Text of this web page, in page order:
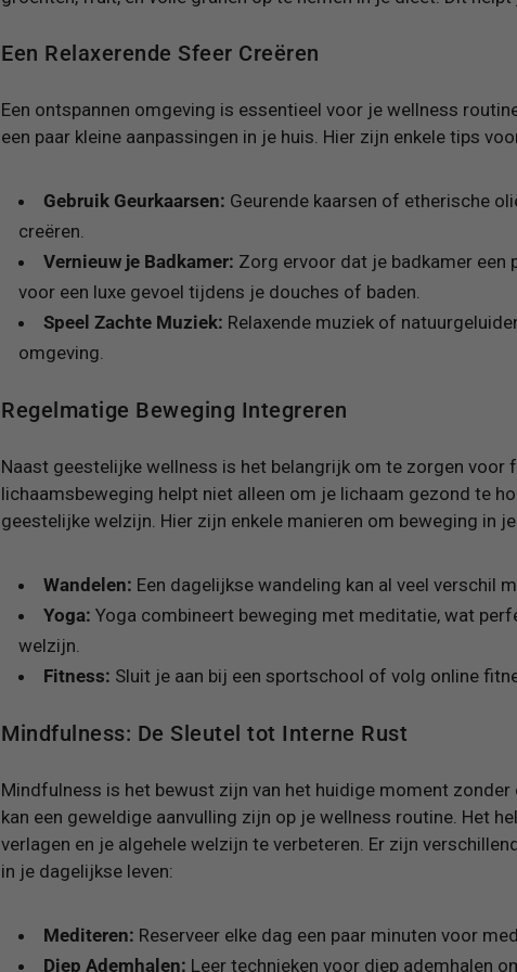
Een Relaxerende Sfeer Creëren
Een ontspannen omgeving is essentieel voor je wellness
een paar kleine aanpassingen in je huis. Hier zijn enkele tips
Gebruik Geurkaarsen: Geurende kaarsen of etherische
creëren.
Vernieuw je Badkamer: Zorg ervoor dat je badkamer een
voor een luxe gevoel tijdens je douches of baden.
Speel Zachte Muziek: Relaxende muziek of
omgeving.
Regelmatige Beweging Integreren
Naast geestelijke wellness is het belangrijk om te zorgen voor
lichaamsbeweging helpt niet alleen om je lichaam gezond te
geestelijke welzijn. Hier zijn enkele manieren om beweging in
Wandelen: Een dagelijkse wandeling kan al veel verschil
Yoga: Yoga combineert beweging met meditatie, wat
welzijn.
Fitness: Sluit je aan bij een sportschool of volg online
Mindfulness: De Sleutel tot Interne Rust
Mindfulness is het bewust zijn van het huidige moment
kan een geweldige aanvulling zijn op je wellness routine. Het
verlagen en je algehele welzijn te verbeteren. Er zijn
in je dagelijkse leven:
Mediteren: Reserveer elke dag een paar minuten voor
Diep Ademhalen: Leer technieken voor diep ademhalen